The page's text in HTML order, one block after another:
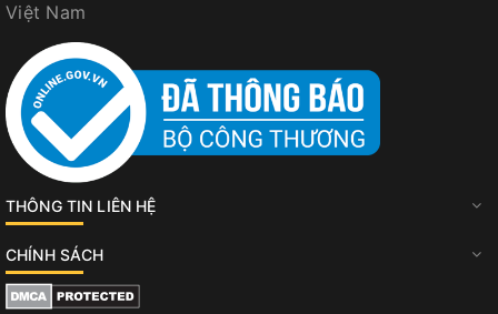
Việt Nam
THÔNG TIN LIÊN HỆ
CHÍNH SÁCH